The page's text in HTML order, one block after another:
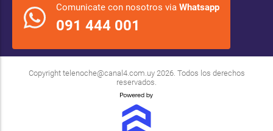
Comunicate con nosotros via Whatsapp
091 444 001
Copyright telenoche@canal4.com.uy2026. Todos los derechos
reservados.